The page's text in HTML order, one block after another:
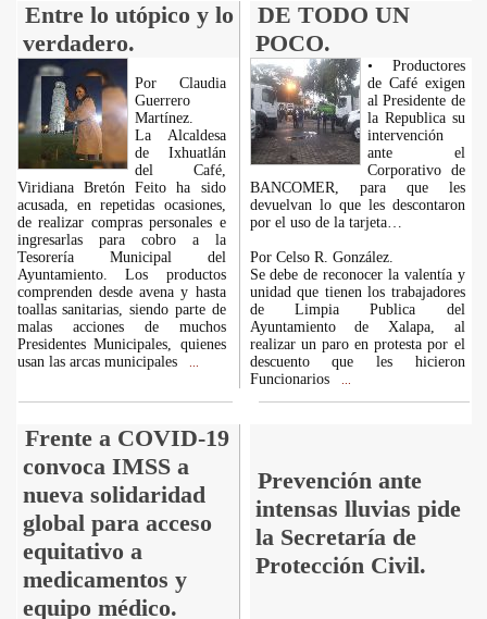
Entre lo utópico y lo
verdadero.
DE TODO UN
POCO.
Por Claudia
Guerrero
Martínez.
La Alcaldesa
de Ixhuatlán
del Café,
Viridiana Bretón Feito ha sido
acusada, en repetidas ocasiones,
de realizar compras personales e
ingresarlas para cobro a la
Tesorería Municipal del
Ayuntamiento. Los productos
comprenden desde avena y hasta
toallas sanitarias, siendo parte de
malas acciones de muchos
Presidentes Municipales, quienes
usan las arcas municipales
• Productores
de Café exigen
al Presidente de
la Republica su
intervención
ante el
Corporativo de
BANCOMER, para que les
devuelvan lo que les descontaron
por el uso de la tarjeta…
Por Celso R. González.
Se debe de reconocer la valentía y
unidad que tienen los trabajadores
de Limpia Publica del
Ayuntamiento de Xalapa, al
realizar un paro en protesta por el
descuento que les hicieron
Funcionarios
Frente a COVID-19
convoca IMSS a
nueva solidaridad
global para acceso
equitativo a
medicamentos y
equipo médico.
Prevención ante
intensas lluvias pide
la Secretaría de
Protección Civil.